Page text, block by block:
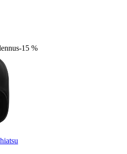
-15 %